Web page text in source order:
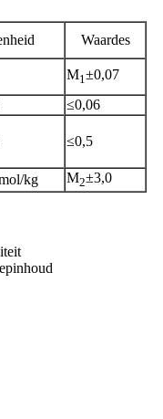
Waardes
M1±0,07
≤0,06
≤0,5
kg M2±3,0